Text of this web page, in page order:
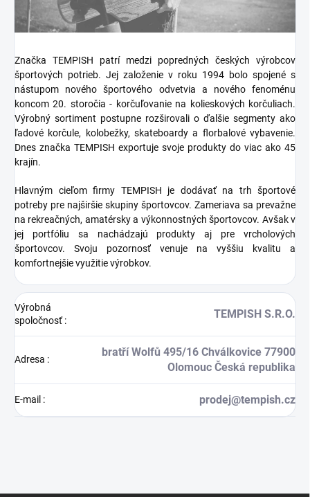
Značka TEMPISH patrí medzi popredných českých výrobcov
športových potrieb. Jej založenie v roku 1994 bolo spojené s
nástupom nového športového odvetvia a nového fenoménu
koncom 20. storočia - korčuľovanie na kolieskových korčuliach.
Výrobný sortiment postupne rozširovali o ďalšie segmenty ako
ľadové korčule, kolobežky, skateboardy a florbalové vybavenie.
Dnes značka TEMPISH exportuje svoje produkty do viac ako 45
krajín.
Hlavným cieľom firmy TEMPISH je dodávať na trh športové
potreby pre najširšie skupiny športovcov. Zameriava sa prevažne
na rekreačných, amatérsky a výkonnostných športovcov. Avšak v
jej portfóliu sa nachádzajú produkty aj pre vrcholových
športovcov. Svoju pozornosť venuje na vyššiu kvalitu a
komfortnejšie využitie výrobkov.
Výrobná
spoločnosť: TEMPISH S.R.O.
Adresa :
bratří Wolfů 495/16 Chválkovice 77900
Olomouc Česká republika
E-mail : prodej@tempish.cz